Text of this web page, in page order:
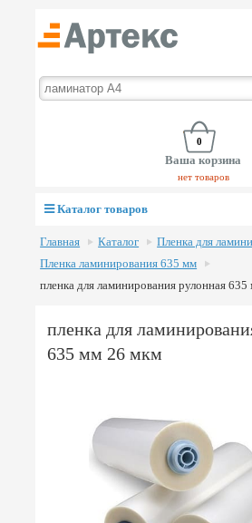
0
Ваша корзина
нет товаров
Каталог товаров
Главная Каталог
Пленка для
Пленка ламинирования 635 мм
пленка для ламинирования рулонная
пленка для
635 мм 26 мкм